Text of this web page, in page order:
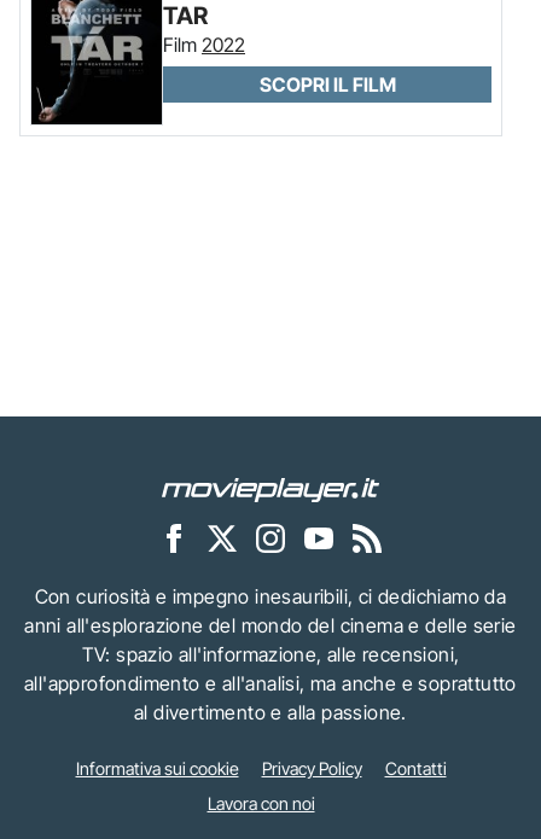
TAR
Film 2022
SCOPRI IL FILM
Con curiosità e impegno inesauribili, ci dedichiamo da
anni all'esplorazione del mondo del cinema e delle serie
TV: spazio all'informazione, alle recensioni,
all'approfondimento e all'analisi, ma anche e soprattutto
al divertimento e alla passione.
Informativa sui cookie Privacy Policy
Contatti
Lavora con noi